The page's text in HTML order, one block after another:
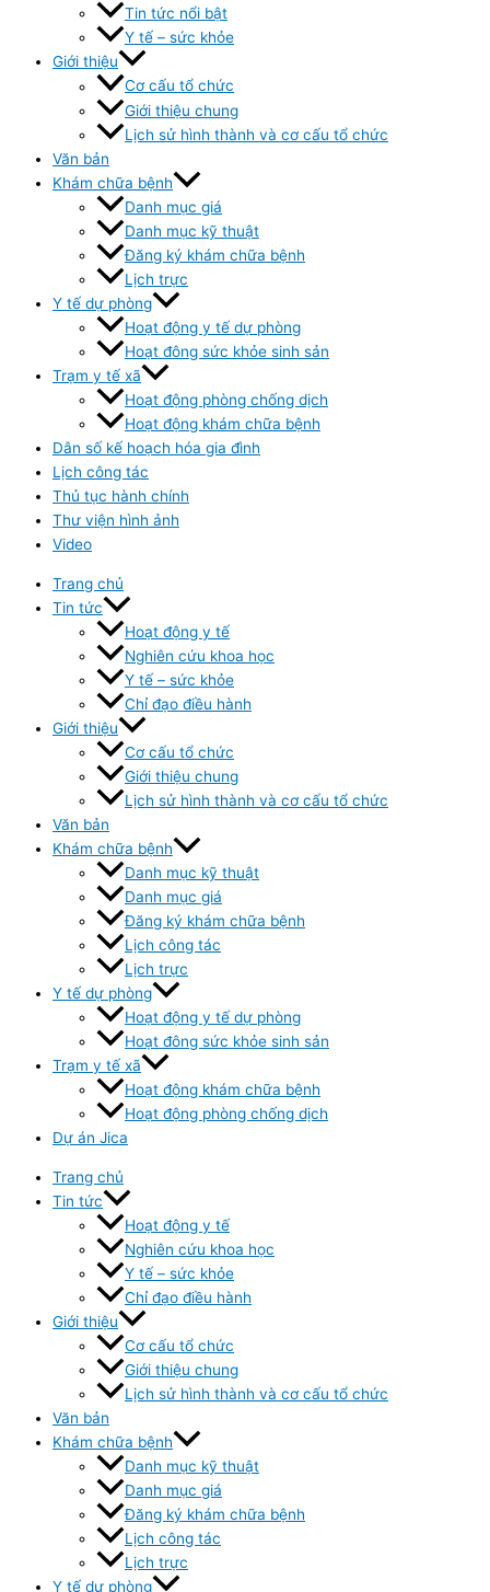
Tin tức nổi bật
Y tế – sức khỏe
Giới thiệu
Cơ cấu tổ chức
Giới thiệu chung
Lịch sử hình thành và cơ cấu tổ chức
Văn bản
Khám chữa bệnh
Danh mục giá
Danh mục kỹ thuật
Đăng ký khám chữa bệnh
Lịch trực
Y tế dự phòng
Hoạt động y tế dự phòng
Hoạt đông sức khỏe sinh sản
Trạm y tế xã
Hoạt động phòng chống dịch
Hoạt động khám chữa bệnh
Dân số kế hoạch hóa gia đình
Lịch công tác
Thủ tục hành chính
Thư viện hình ảnh
Video
Trang chủ
Tin tức
Hoạt động y tế
Nghiên cứu khoa học
Y tế – sức khỏe
Chỉ đạo điều hành
Giới thiệu
Cơ cấu tổ chức
Giới thiệu chung
Lịch sử hình thành và cơ cấu tổ chức
Văn bản
Khám chữa bệnh
Danh mục kỹ thuật
Danh mục giá
Đăng ký khám chữa bệnh
Lịch công tác
Lịch trực
Y tế dự phòng
Hoạt động y tế dự phòng
Hoạt đông sức khỏe sinh sản
Trạm y tế xã
Hoạt động khám chữa bệnh
Hoạt động phòng chống dịch
Dự án Jica
Trang chủ
Tin tức
Hoạt động y tế
Nghiên cứu khoa học
Y tế – sức khỏe
Chỉ đạo điều hành
Giới thiệu
Cơ cấu tổ chức
Giới thiệu chung
Lịch sử hình thành và cơ cấu tổ chức
Văn bản
Khám chữa bệnh
Danh mục kỹ thuật
Danh mục giá
Đăng ký khám chữa bệnh
Lịch công tác
Lịch trực
Y tế dự phòng